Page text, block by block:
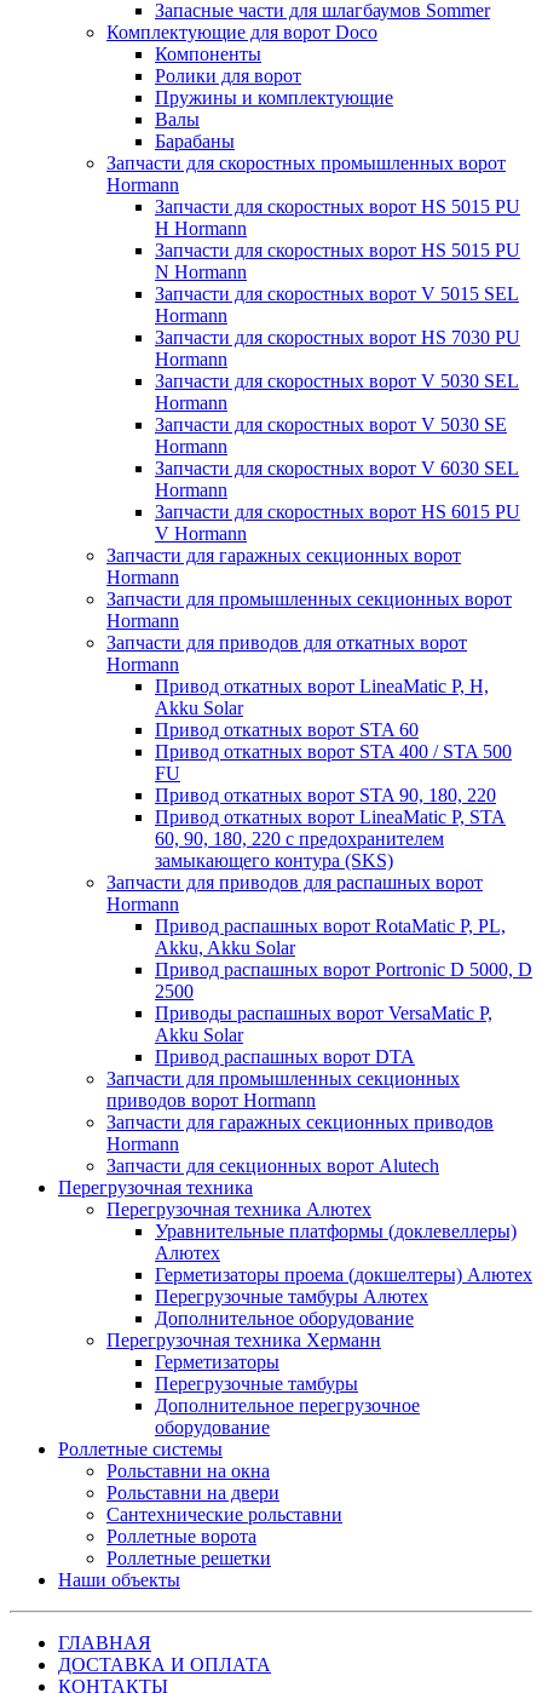
Запасные части для шлагбаумов Sommer
Комплектующие для ворот Doco
Компоненты
Ролики для ворот
Пружины и комплектующие
Валы
Барабаны
Запчасти для скоростных промышленных ворот
Hormann
Запчасти для скоростных ворот HS 5015 PU
H Hormann
Запчасти для скоростных ворот HS 5015 PU
N Hormann
Запчасти для скоростных ворот V 5015 SEL
Hormann
Запчасти для скоростных ворот HS 7030 PU
Hormann
Запчасти для скоростных ворот V 5030 SEL
Hormann
Запчасти для скоростных ворот V 5030 SE
Hormann
Запчасти для скоростных ворот V 6030 SEL
Hormann
Запчасти для скоростных ворот HS 6015 PU
V Hormann
Запчасти для гаражных секционных ворот
Hormann
Запчасти для промышленных секционных ворот
Hormann
Запчасти для приводов для откатных ворот
Hormann
Привод откатных ворот LineaMatic P, H,
Akku Solar
Привод откатных ворот STA 60
Привод откатных ворот STA 400 / STA 500
FU
Привод откатных ворот STA 90, 180, 220
Привод откатных ворот LineaMatic P, STA
60, 90, 180, 220 с предохранителем
замыкающего контура (SKS)
Запчасти для приводов для распашных ворот
Hormann
Привод распашных ворот RotaMatic P, PL,
Akku, Akku Solar
Привод распашных ворот Portronic D 5000, D
2500
Приводы распашных ворот VersaMatic P,
Akku Solar
Привод распашных ворот DTA
Запчасти для промышленных секционных
приводов ворот Hormann
Запчасти для гаражных секционных приводов
Hormann
Запчасти для секционных ворот Alutech
Перегрузочная техника
Перегрузочная техника Алютех
Уравнительные платформы (доклевеллеры)
Алютех
Герметизаторы проема (докшелтеры) Алютех
Перегрузочные тамбуры Алютех
Дополнительное оборудование
Перегрузочная техника Херманн
Герметизаторы
Перегрузочные тамбуры
Дополнительное перегрузочное
оборудование
Роллетные системы
Рольставни на окна
Рольставни на двери
Сантехнические рольставни
Роллетные ворота
Роллетные решетки
Наши объекты
ГЛАВНАЯ
ДОСТАВКА И ОПЛАТА
КОНТАКТЫ